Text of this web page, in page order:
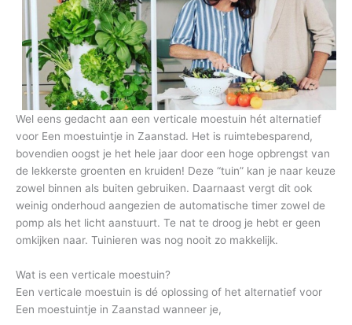
Wel eens gedacht aan een verticale moestuin hét alternatief
voor Een moestuintje in Zaanstad. Het is ruimtebesparend,
bovendien oogst je het hele jaar door een hoge opbrengst van
de lekkerste groenten en kruiden! Deze “tuin” kan je naar keuze
zowel binnen als buiten gebruiken. Daarnaast vergt dit ook
weinig onderhoud aangezien de automatische timer zowel de
pomp als het licht aanstuurt. Te nat te droog je hebt er geen
omkijken naar. Tuinieren was nog nooit zo makkelijk.
Wat is een verticale moestuin?
Een verticale moestuin is dé oplossing of het alternatief voor
Een moestuintje in Zaanstad wanneer je,